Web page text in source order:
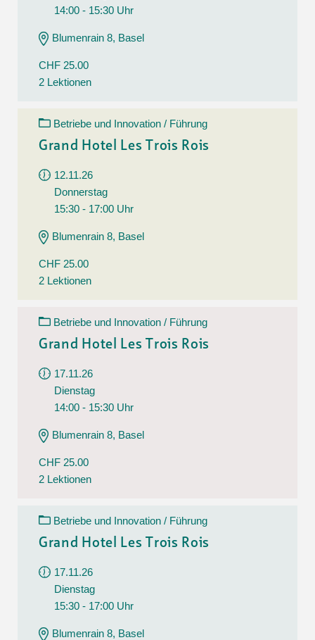
14:00 - 15:30 Uhr
Blumenrain 8, Basel
CHF 25.00
2 Lektionen
Betriebe und Innovation / Führung
Grand Hotel Les Trois Rois
12.11.26
Donnerstag
15:30 - 17:00 Uhr
Blumenrain 8, Basel
CHF 25.00
2 Lektionen
Betriebe und Innovation / Führung
Grand Hotel Les Trois Rois
17.11.26
Dienstag
14:00 - 15:30 Uhr
Blumenrain 8, Basel
CHF 25.00
2 Lektionen
Betriebe und Innovation / Führung
Grand Hotel Les Trois Rois
17.11.26
Dienstag
15:30 - 17:00 Uhr
Blumenrain 8, Basel